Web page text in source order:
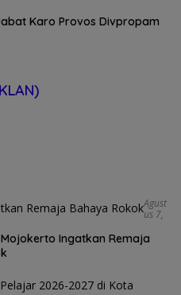
Karo Provos Divpropam
Agust
Us 7,
Ingatkan Remaja